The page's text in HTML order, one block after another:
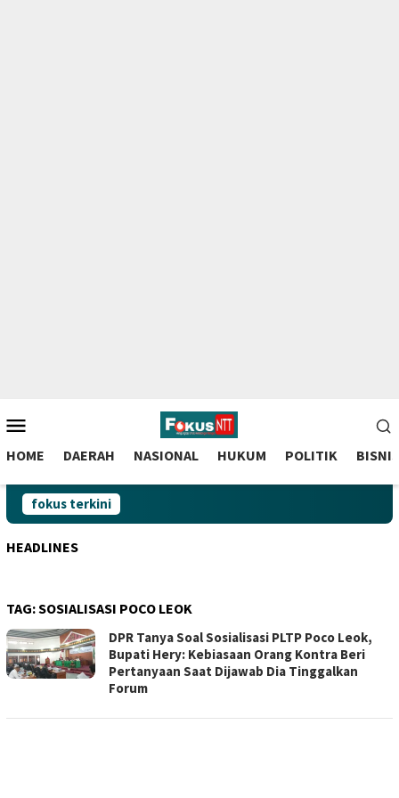
to
contentMobile
HOME DAERAH NASIONAL HUKUM POLITIK BISNIS
fokus terkini
HEADLINES
TAG:SOSIALISASI POCO LEOK
DPR Tanya Soal Sosialisasi PLTP Poco Leok,
Bupati Hery: Kebiasaan Orang Kontra Beri
Pertanyaan Saat Dijawab Dia Tinggalkan
Forum